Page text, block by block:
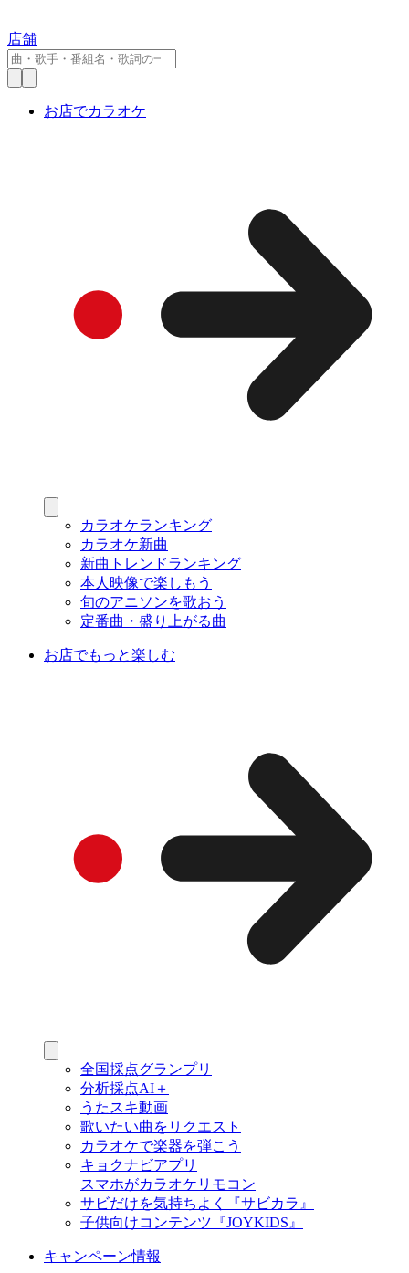
店舗
お店でカラオケ
カラオケランキング
カラオケ新曲
新曲トレンドランキング
本人映像で楽しもう
旬のアニソンを歌おう
定番曲・盛り上がる曲
お店でもっと楽しむ
全国採点グランプリ
分析採点AI＋
うたスキ動画
歌いたい曲をリクエスト
カラオケで楽器を弾こう
キョクナビアプリ
スマホがカラオケリモコン
サビだけを気持ちよく『サビカラ』
子供向けコンテンツ『JOYKIDS』
キャンペーン情報